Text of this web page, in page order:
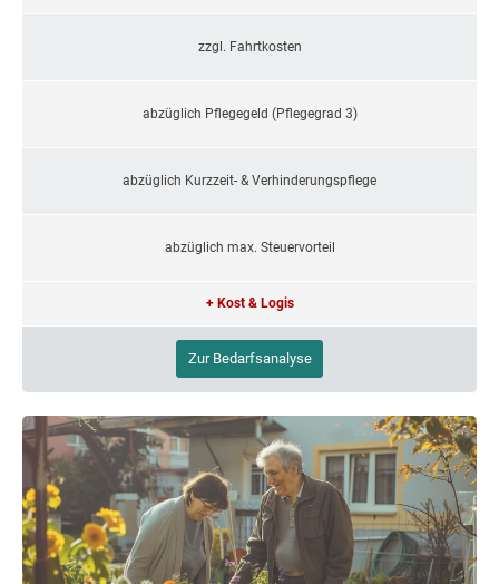
zzgl. Fahrtkosten
abzüglich Pflegegeld (Pflegegrad 3)
abzüglich Kurzzeit- & Verhinderungspflege
abzüglich max. Steuervorteil
+ Kost & Logis
Zur Bedarfsanalyse